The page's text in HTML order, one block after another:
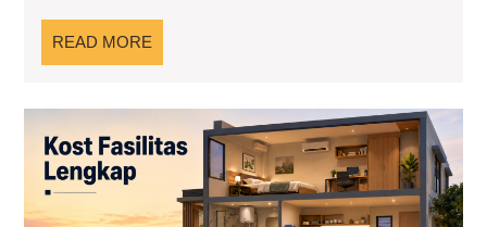
READ MORE
MORE